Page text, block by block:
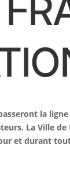
la
La Ville
et durant